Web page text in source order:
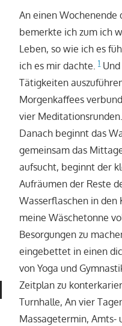
An einen Wochenende
bemerkte ich zum ich
Leben, so wie ich es
ich es mir dachte.1Und
Tätigkeiten
Morgenkaffees
vier
Danach beginnt das
gemeinsam das
aufsucht, beginnt der
Aufräumen der Reste
Wasserflaschen in den
meine Wäschetonne
Besorgungen zu
eingebettet in einen
von Yoga und
Zeitplan zu
Turnhalle, An vier
Massagetermin, Amts-